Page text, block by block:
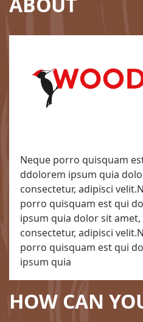
Neque porro quisquam
ddolorem ipsum quia
consectetur, adipisci
porro quisquam est qui
ipsum quia dolor sit amet,
consectetur, adipisci
porro quisquam est qui
ipsum quia
HOW CAN